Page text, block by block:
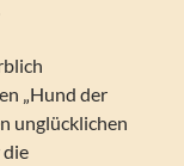
„Hund der
unglücklichen
die